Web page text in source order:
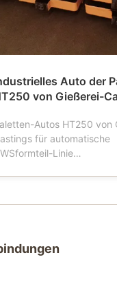
Auto der
von Gießerei-
Autos HT250 von
für automatische
Linie
benutzt wird.
vier Räder
normalerweise